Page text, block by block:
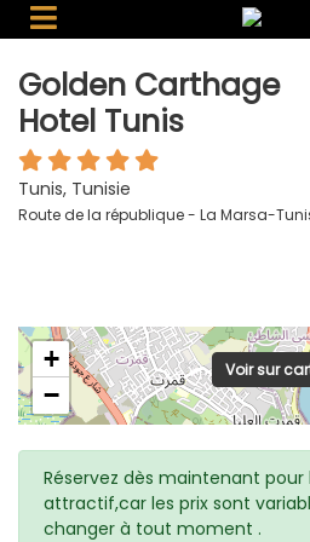
Golden Carthage
Hotel Tunis
Tunis, Tunisie
Route de la république - La Marsa-
+
−
Voir sur
Réservez dès maintenant
attractif,car les prix sont
changer à tout moment .